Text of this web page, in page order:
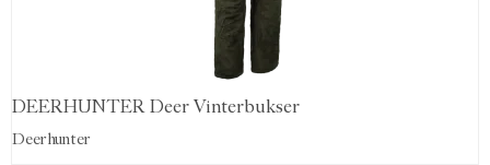
DEERHUNTER Deer Vinterbukser
Deerhunter